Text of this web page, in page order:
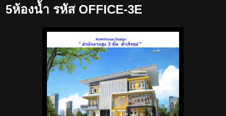
5ห้องน้ำ รหัส OFFICE-3E